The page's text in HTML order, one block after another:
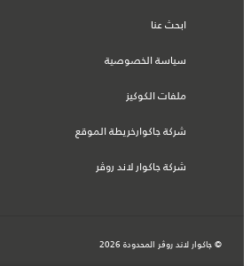
ابحث عنا
سياسة الخصوصية
ملفات الكوكيز
شركة جاكوارخريطة الموقع
شركة جاكوار لاند روڤر
© جاكوار لاند روڨر المحدودة 2026